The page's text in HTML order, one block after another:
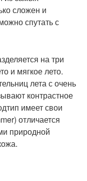
сложен и
спутать с
на три
и мягкое лето.
лета с очень
контрастное
имеет свои
отличается
природной